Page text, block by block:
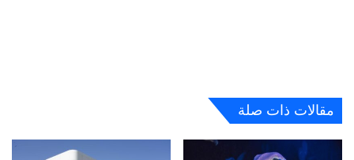
مقالات ذات صلة